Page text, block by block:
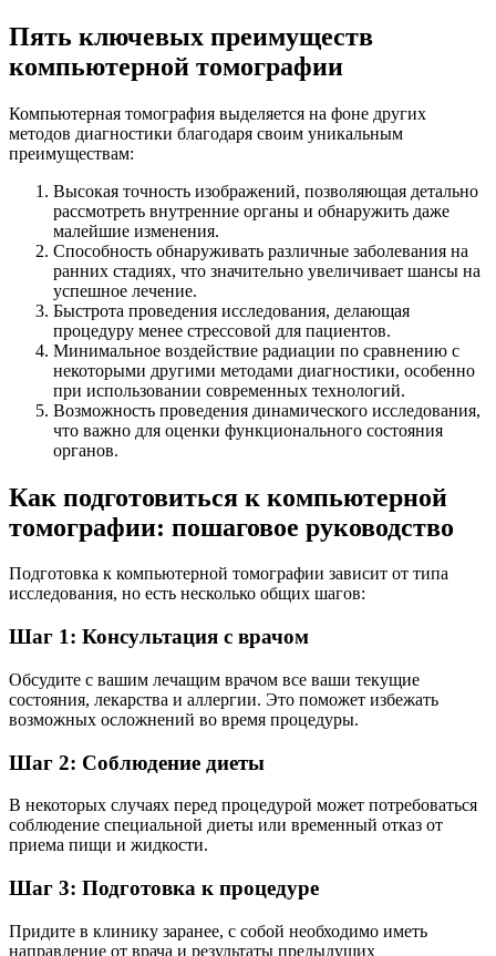
Пять ключевых преимуществ
компьютерной томографии
Компьютерная томография выделяется на фоне других
методов диагностики благодаря своим уникальным
преимуществам:
Высокая точность изображений, позволяющая детально
рассмотреть внутренние органы и обнаружить даже
малейшие изменения.
Способность обнаруживать различные заболевания на
ранних стадиях, что значительно увеличивает шансы на
успешное лечение.
Быстрота проведения исследования, делающая
процедуру менее стрессовой для пациентов.
Минимальное воздействие радиации по сравнению с
некоторыми другими методами диагностики, особенно
при использовании современных технологий.
Возможность проведения динамического исследования,
что важно для оценки функционального состояния
органов.
Как подготовиться к компьютерной
томографии: пошаговое руководство
Подготовка к компьютерной томографии зависит от типа
исследования, но есть несколько общих шагов:
Шаг 1: Консультация с врачом
Обсудите с вашим лечащим врачом все ваши текущие
состояния, лекарства и аллергии. Это поможет избежать
возможных осложнений во время процедуры.
Шаг 2: Соблюдение диеты
В некоторых случаях перед процедурой может потребоваться
соблюдение специальной диеты или временный отказ от
приема пищи и жидкости.
Шаг 3: Подготовка к процедуре
Придите в клинику заранее, с собой необходимо иметь
направление от врача и результаты предыдущих